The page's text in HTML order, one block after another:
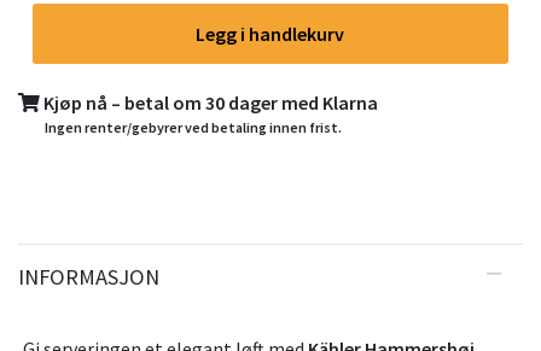
Legg i handlekurv
Kjøp nå – betal om 30 dager med Klarna
Ingen renter/gebyrer ved betaling innen frist.
INFORMASJON